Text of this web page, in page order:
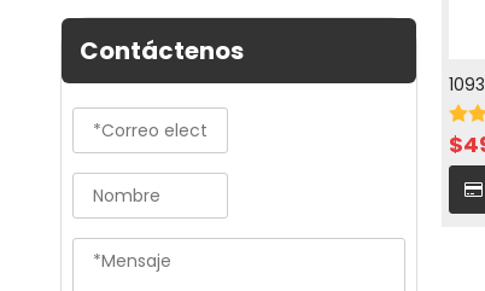
Contáctenos
fría
$